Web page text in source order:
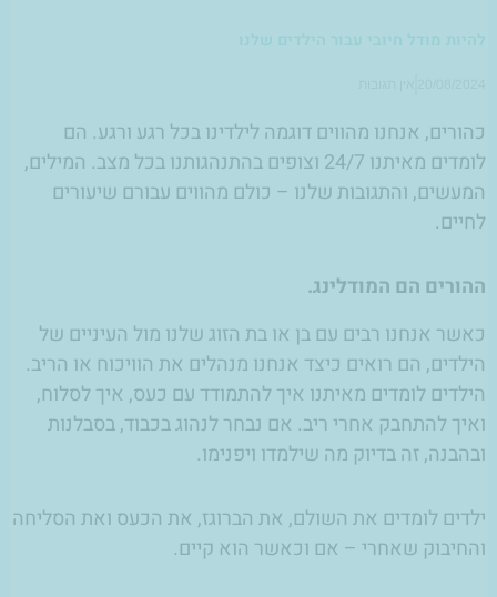
להיות מודל חיובי עבור הילדים שלנו
כהורים, אנחנו מהווים דוגמה לילדינו בכל רגע ורגע. הם
לומדים מאיתנו 24/7 וצופים בהתנהגותנו בכל מצב. המילים,
המעשים, והתגובות שלנו – כולם מהווים עבורם שיעורים
לחיים.
ההורים הם המודלינג.
כאשר אנחנו רבים עם בן או בת הזוג שלנו מול העיניים של
הילדים, הם רואים כיצד אנחנו מנהלים את הוויכוח או הריב.
הילדים לומדים מאיתנו איך להתמודד עם כעס, איך לסלוח,
ואיך להתחבק אחרי ריב. אם נבחר לנהוג בכבוד, בסבלנות
ובהבנה, זה בדיוק מה שילמדו ויפנימו.
ילדים לומדים את השולם, את הברוגז, את הכעס ואת הסליחה
והחיבוק שאחרי – אם וכאשר הוא קיים.